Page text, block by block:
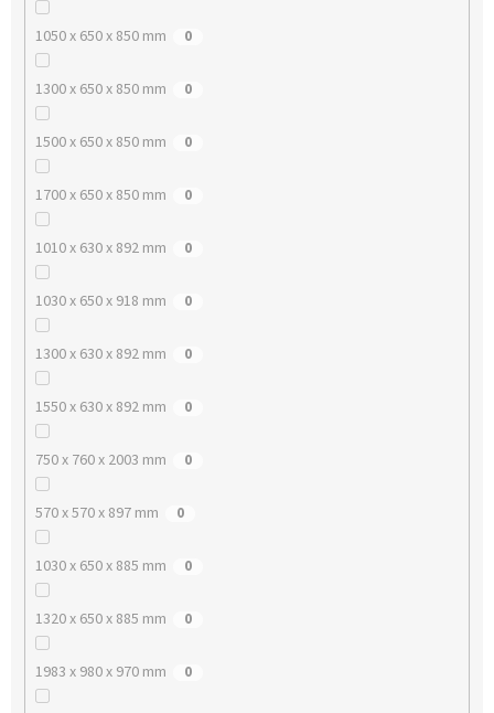
1050 x 650 x 850 mm 0
1300 x 650 x 850 mm 0
1500 x 650 x 850 mm 0
1700 x 650 x 850 mm 0
1010 x 630 x 892 mm 0
1030 x 650 x 918 mm 0
1300 x 630 x 892 mm 0
1550 x 630 x 892 mm 0
750 x 760 x 2003 mm 0
570 x 570 x 897 mm 0
1030 x 650 x 885 mm 0
1320 x 650 x 885 mm 0
1983 x 980 x 970 mm 0